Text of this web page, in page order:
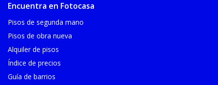
Encuentra en Fotocasa
Pisos de segunda mano
Pisos de obra nueva
Alquiler de pisos
Índice de precios
Guía de barrios